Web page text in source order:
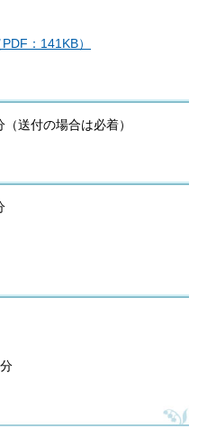
：141KB）
送付の場合は必着）